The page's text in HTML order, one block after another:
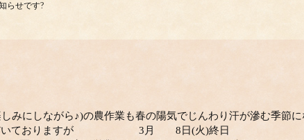
らせです?
みにしながら♪)の農作業も春の陽気でじんわり汗が滲む季節に
ただいておりますが 3月 8日(火)終日